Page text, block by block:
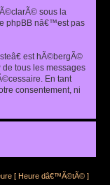
sous la
phpBB nâ€™est pas
est hÃ©bergÃ©
tous les messages
En tant
consentement, ni
[ Heure dâ€™Ã©tÃ© ]